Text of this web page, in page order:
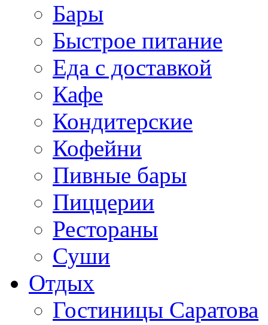
Бары
Быстрое питание
Еда с доставкой
Кафе
Кондитерские
Кофейни
Пивные бары
Пиццерии
Рестораны
Суши
Отдых
Гостиницы Саратова